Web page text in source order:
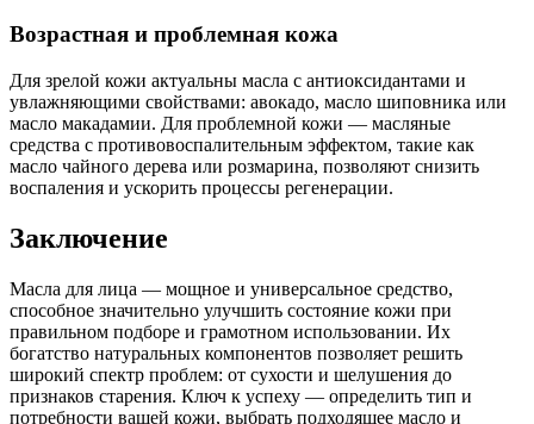
Возрастная и проблемная кожа
Для зрелой кожи актуальны масла с антиоксидантами и
увлажняющими свойствами: авокадо, масло шиповника или
масло макадамии. Для проблемной кожи — масляные
средства с противовоспалительным эффектом, такие как
масло чайного дерева или розмарина, позволяют снизить
воспаления и ускорить процессы регенерации.
Заключение
Масла для лица — мощное и универсальное средство,
способное значительно улучшить состояние кожи при
правильном подборе и грамотном использовании. Их
богатство натуральных компонентов позволяет решить
широкий спектр проблем: от сухости и шелушения до
признаков старения. Ключ к успеху — определить тип и
потребности вашей кожи, выбрать подходящее масло и